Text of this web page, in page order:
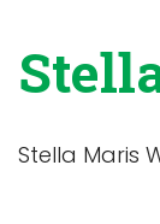
Stella Maris